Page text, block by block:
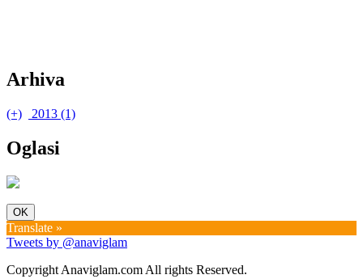
Arhiva
(+)
2013 (1)
New In #2
Oglasi
OK
Translate »
Tweets by @anaviglam
Copyright Anaviglam.com All rights Reserved.